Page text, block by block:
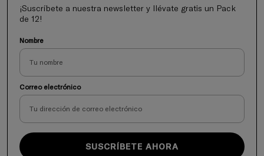
¡Suscríbete a nuestra newsletter y llévate gratis un Pack
de 12!
Nombre
Correo electrónico
SUSCRÍBETE AHORA